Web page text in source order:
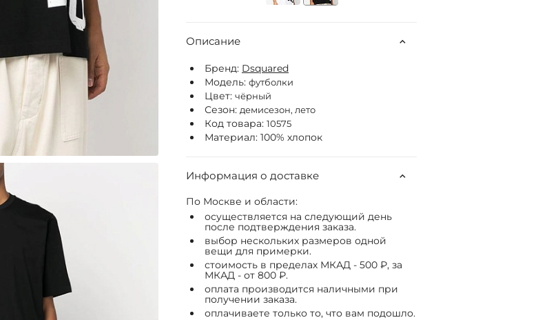
Описание
Бренд: Dsquared
Модель: футболки
Цвет: чёрный
Сезон: демисезон, лето
Код товара: 10575
Материал: 100% хлопок
Информация о доставке
По Москве и области:
осуществляется на следующий день
после подтверждения заказа.
выбор нескольких размеров одной
вещи для примерки.
стоимость в пределах МКАД - 500 ₽, за
МКАД - от 800 ₽.
оплата производится наличными при
получении заказа.
оплачиваете только то, что вам подошло.